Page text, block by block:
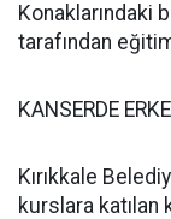
Konaklarındaki
tarafından
KANSERDE
Kırıkkale
kurslara katılan